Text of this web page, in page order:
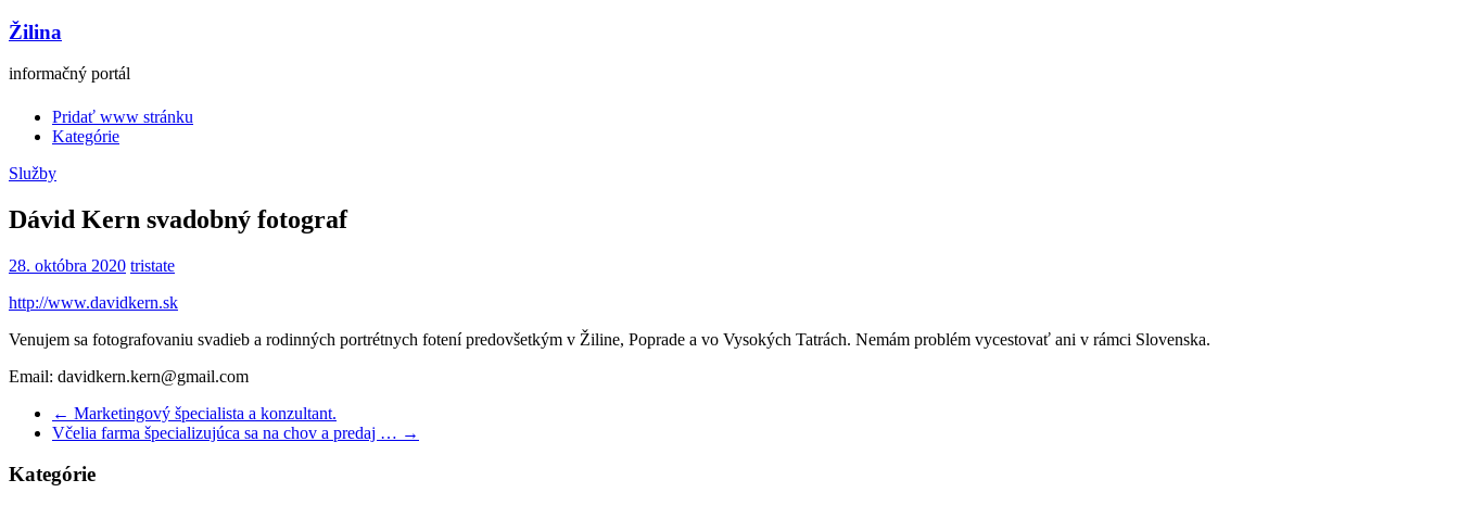
Žilina
informačný portál
Pridať www stránku
Kategórie
Služby
Dávid Kern svadobný fotograf
28. októbra 2020 tristate
http://www.davidkern.sk
Venujem sa fotografovaniu svadieb a rodinných portrétnych fotení predovšetkým v Žiline, Poprade a vo Vysokých Tatrách. Nemám problém vycestovať ani v rámci Slovenska.
Email: davidkern.kern@gmail.com
← Marketingový špecialista a konzultant.
Včelia farma špecializujúca sa na chov a predaj … →
Kategórie